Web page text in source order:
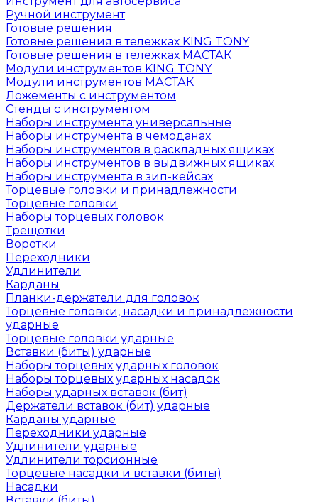
Ручной инструмент
Готовые решения
Готовые решения в тележках KING TONY
Готовые решения в тележках МАСТАК
Модули инструментов KING TONY
Модули инструментов МАСТАК
Ложементы с инструментом
Стенды с инструментом
Наборы инструмента универсальные
Наборы инструмента в чемоданах
Наборы инструментов в раскладных ящиках
Наборы инструментов в выдвижных ящиках
Наборы инструмента в зип-кейсах
Торцевые головки и принадлежности
Торцевые головки
Наборы торцевых головок
Трещотки
Воротки
Переходники
Удлинители
Карданы
Планки-держатели для головок
Торцевые головки, насадки и принадлежности
ударные
Торцевые головки ударные
Вставки (биты) ударные
Наборы торцевых ударных головок
Наборы торцевых ударных насадок
Наборы ударных вставок (бит)
Держатели вставок (бит) ударные
Карданы ударные
Переходники ударные
Удлинители ударные
Удлинители торсионные
Торцевые насадки и вставки (биты)
Насадки